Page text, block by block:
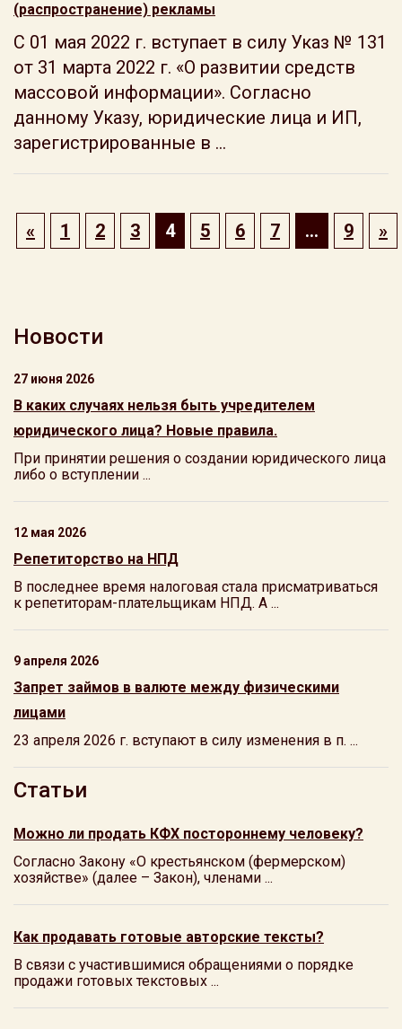
(распространение) рекламы
С 01 мая 2022 г. вступает в силу Указ № 131
от 31 марта 2022 г. «О развитии средств
массовой информации». Согласно
данному Указу, юридические лица и ИП,
зарегистрированные в ...
« 1 2 3 4 5 6 7 … 9 »
Новости
27 июня 2026
В каких случаях нельзя быть учредителем
юридического лица? Новые правила.
При принятии решения о создании юридического лица
либо о вступлении ...
12 мая 2026
Репетиторство на НПД
В последнее время налоговая стала присматриваться
к репетиторам-плательщикам НПД. А ...
9 апреля 2026
Запрет займов в валюте между физическими
лицами
23 апреля 2026 г. вступают в силу изменения в п. ...
Статьи
Можно ли продать КФХ постороннему человеку?
Согласно Закону «О крестьянском (фермерском)
хозяйстве» (далее – Закон), членами ...
Как продавать готовые авторские тексты?
В связи с участившимися обращениями о порядке
продажи готовых текстовых ...